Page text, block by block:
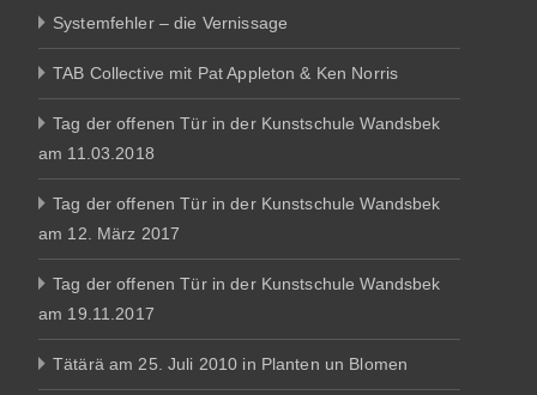
Systemfehler – die Vernissage
TAB Collective mit Pat Appleton & Ken Norris
Tag der offenen Tür in der Kunstschule Wandsbek
am 11.03.2018
Tag der offenen Tür in der Kunstschule Wandsbek
am 12. März 2017
Tag der offenen Tür in der Kunstschule Wandsbek
am 19.11.2017
Tätärä am 25. Juli 2010 in Planten un Blomen